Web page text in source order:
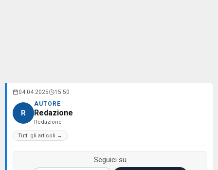
04.04.2025 15:50
R
AUTORE
Redazione
Redazione
Tutti gli articoli →
Seguici su